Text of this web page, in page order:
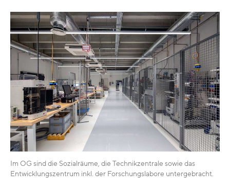
Im OG sind die Sozialräume, die Technikzentrale sowie das
Entwicklungszentrum inkl. der Forschungslabore untergebracht.